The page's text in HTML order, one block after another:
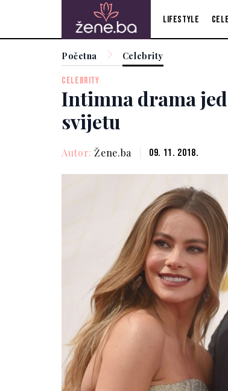
Lifestyle
Početna Celebrity
CELEBRITY
Intimna drama
svijetu
Autor: Žene.ba 09. 11. 2018.